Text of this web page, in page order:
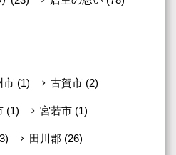
市 (1) 古賀市 (2)
(1) 宮若市 (1)
田川郡 (26)